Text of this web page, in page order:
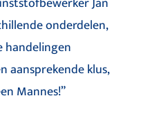
onderdelen,
handelingen
aansprekende klus,
Mannes!”